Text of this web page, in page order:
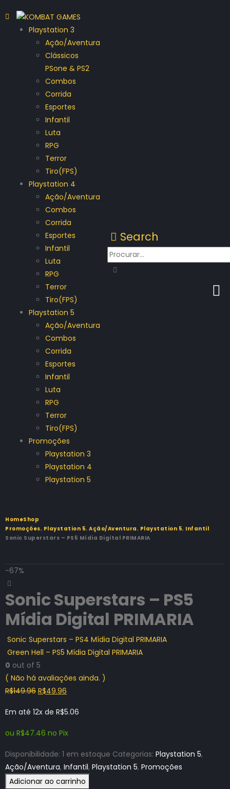
Playstation 3
Ação/Aventura
Clássicos
PSone & PS2
Combos
Corrida
Esportes
Infantil
Luta
RPG
Terror
Tiro(FPS)
Playstation 4
Ação/Aventura
Combos
Corrida
Esportes
Infantil
Luta
RPG
Terror
Tiro(FPS)
Playstation 5
Ação/Aventura
Combos
Corrida
Esportes
Infantil
Luta
RPG
Terror
Tiro(FPS)
Promoções
Playstation 3
Playstation 4
Playstation 5
Search
HomeShop
Promoções, Playstation 5, Ação/Aventura, Playstation 5, Infantil
Sonic Superstars – PS5 Mídia Digital PRIMARIA
-67%
Sonic Superstars – PS5
Mídia Digital PRIMARIA
Sonic Superstars – PS4 Mídia Digital PRIMARIA
Green Hell – PS5 Mídia Digital PRIMARIA
0 out of 5
( Não há avaliações ainda. )
R$149.96 O
original
era:
R$49.96
atual
Em até 12x de R$5.06
ou R$47.46 no Pix
Disponibilidade: 1 em estoque Categorias: Playstation 5,
Ação/Aventura, Infantil, Playstation 5, Promoções
Adicionar ao carrinho